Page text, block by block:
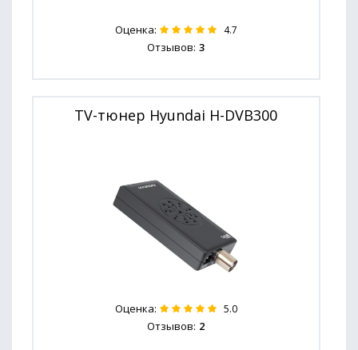
Оценка: 4.7
Отзывов: 3
TV-тюнер Hyundai H-DVB300
Оценка: 5.0
Отзывов: 2